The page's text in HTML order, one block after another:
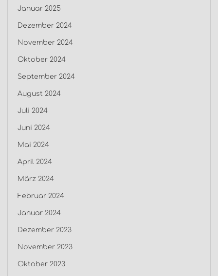
Januar 2025
Dezember 2024
November 2024
Oktober 2024
September 2024
August 2024
Juli 2024
Juni 2024
Mai 2024
April 2024
März 2024
Februar 2024
Januar 2024
Dezember 2023
November 2023
Oktober 2023